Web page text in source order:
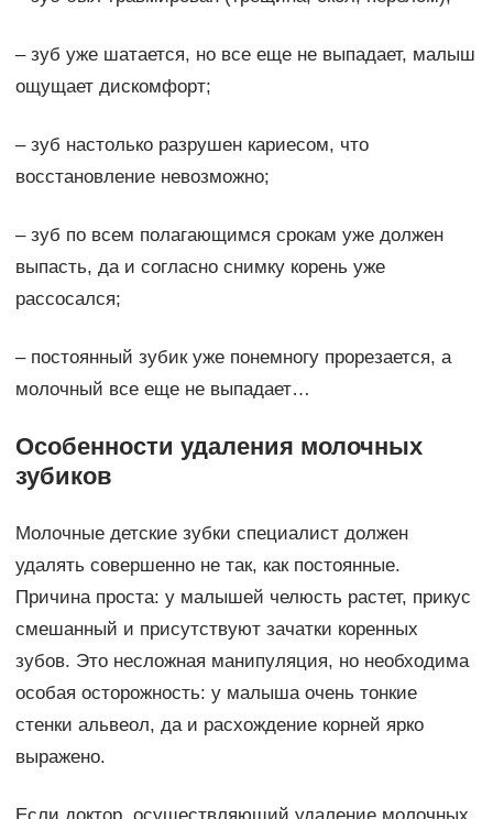
– зуб уже шатается, но все еще не выпадает, малыш
ощущает дискомфорт;
– зуб настолько разрушен кариесом, что
восстановление невозможно;
– зуб по всем полагающимся срокам уже должен
выпасть, да и согласно снимку корень уже
рассосался;
– постоянный зубик уже понемногу прорезается, а
молочный все еще не выпадает…
Особенности удаления молочных
зубиков
Молочные детские зубки специалист должен
удалять совершенно не так, как постоянные.
Причина проста: у малышей челюсть растет, прикус
смешанный и присутствуют зачатки коренных
зубов. Это несложная манипуляция, но необходима
особая осторожность: у малыша очень тонкие
стенки альвеол, да и расхождение корней ярко
выражено.